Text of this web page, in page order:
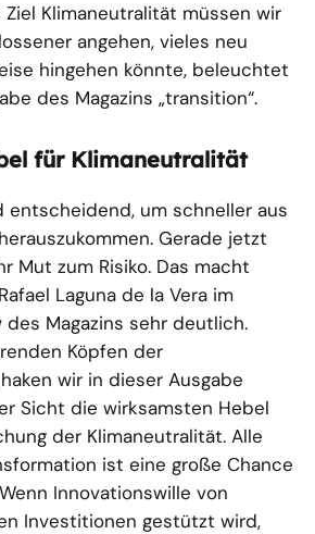
Ziel Klimaneutralität müssen wir
angehen, vieles neu
hingehen könnte, beleuchtet
des Magazins „transition“.
für Klimaneutralität
entscheidend, um schneller aus
Gerade jetzt
Mut zum Risiko. Das macht
Laguna de la Vera im
Magazins sehr deutlich.
Köpfen der
wir in dieser Ausgabe
Sicht die wirksamsten Hebel
der Klimaneutralität. Alle
ist eine große Chance
Innovationswille von
Investitionen gestützt wird,